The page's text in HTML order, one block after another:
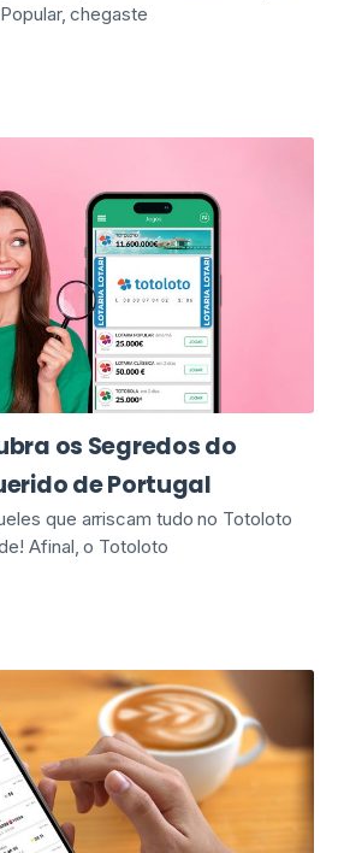
chegaste
os Segredos do
de Portugal
que arriscam tudo no Totoloto
Afinal, o Totoloto